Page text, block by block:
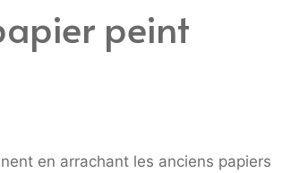
peint
en arrachant les anciens papiers